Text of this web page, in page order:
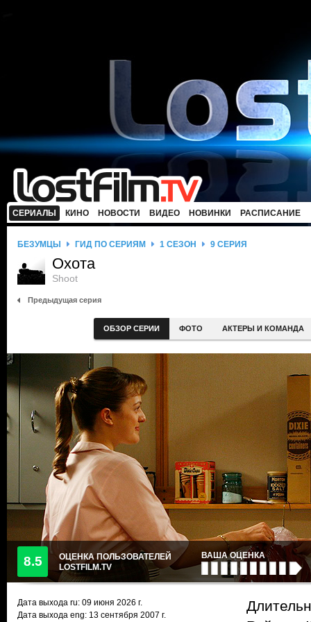
СЕРИАЛЫ КИНО НОВОСТИ ВИДЕО НОВИНКИ РАСПИСАНИЕ
БЕЗУМЦЫ ГИД ПО СЕРИЯМ 1 СЕЗОН 9 СЕРИЯ
Охота
Shoot
Предыдущая серия
ОБЗОР СЕРИИ ФОТО АКТЕРЫ И КОМАНДА
8.5
ОЦЕНКА ПОЛЬЗОВАТЕЛЕЙ
LOSTFILM.TV
ВАША ОЦЕНКА
Дата выхода ru: 09 июня 2026 г.
Дата выхода eng: 13 сентября 2007 г.